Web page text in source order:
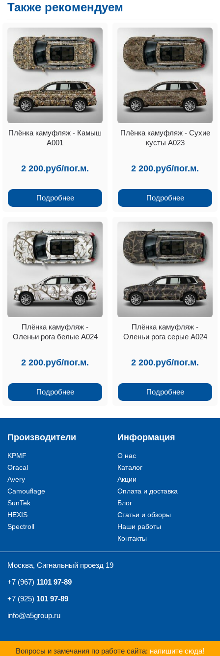
Также рекомендуем
Плёнка камуфляж - Камыш
А001
2 200.руб/пог.м.
Подробнее
Плёнка камуфляж - Сухие
кусты А023
2 200.руб/пог.м.
Подробнее
Плёнка камуфляж -
Оленьи рога белые А024
2 200.руб/пог.м.
Подробнее
Плёнка камуфляж -
Оленьи рога серые А024
2 200.руб/пог.м.
Подробнее
Производители
KPMF
Oracal
Avery
Camouflage
SunTek
HEXIS
Spectroll
Информация
О нас
Каталог
Акции
Оплата и доставка
Блог
Статьи и обзоры
Наши работы
Контакты
Москва, Сигнальный проезд 19
+7 (967) 1101 97-89
+7 (925) 101 97-89
info@a5group.ru
Вопросы и замечания по работе сайта: напишите сюда!